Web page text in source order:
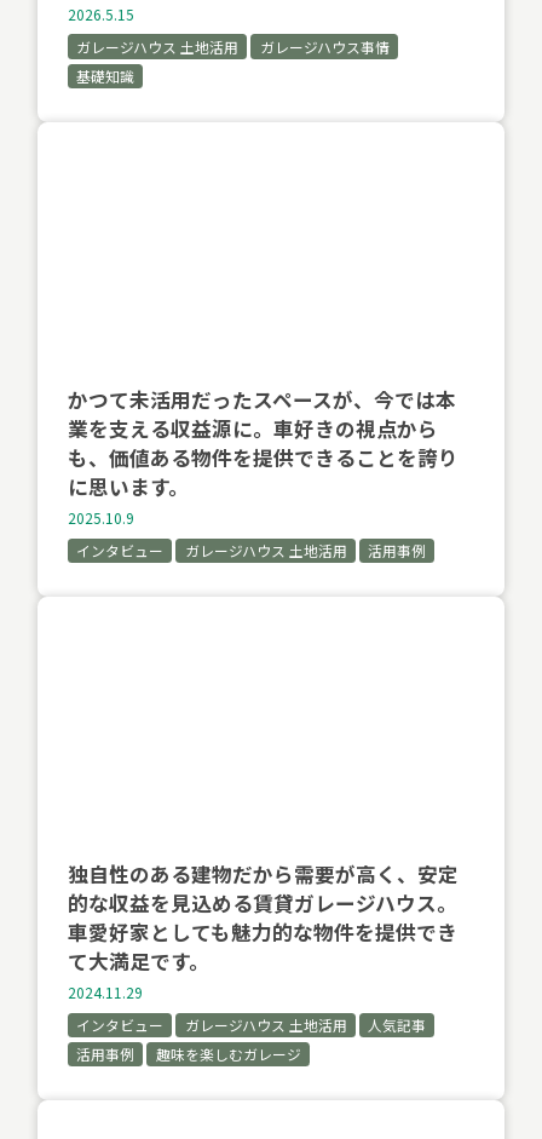
2026.5.15
ガレージハウス 土地活用
ガレージハウス事情
基礎知識
かつて未活用だったスペースが、今では本
業を支える収益源に。車好きの視点から
も、価値ある物件を提供できることを誇り
に思います。
2025.10.9
インタビュー
ガレージハウス 土地活用 活用事例
独自性のある建物だから需要が高く、安定
的な収益を見込める賃貸ガレージハウス。
車愛好家としても魅力的な物件を提供でき
て大満足です。
2024.11.29
インタビュー
ガレージハウス 土地活用
人気記事
活用事例
趣味を楽しむガレージ